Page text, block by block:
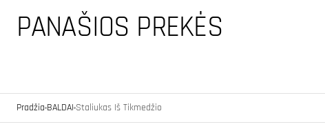
PANAŠIOS PREKĖS
Pradžia BALDAI Staliukas Iš Tikmedžio